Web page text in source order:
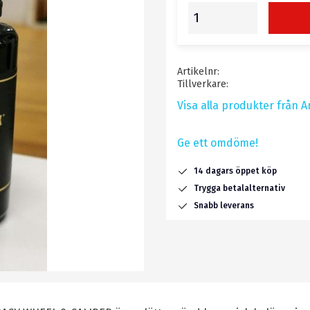
Artikelnr
Tillverkare
Visa alla produkter från
Ge ett omdöme!
14 dagars öppet köp
Trygga betalalternativ
Snabb leverans